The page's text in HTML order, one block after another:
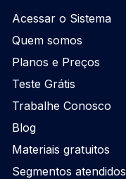
Acessar o Sistema
Quem somos
Planos e Preços
Teste Grátis
Trabalhe Conosco
Blog
Materiais gratuitos
Segmentos atendidos